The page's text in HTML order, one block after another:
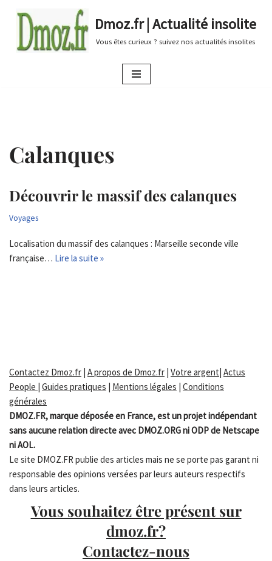
au
Dmoz.fr | Actualité insolite
Vous êtes curieux ? suivez nos actualités insolites
Calanques
Découvrir le massif des calanques
Voyages
Localisation du massif des calanques : Marseille seconde ville
française… Lire la suite »
Contactez Dmoz.fr | A propos de Dmoz.fr | Votre argent| Actus
People | Guides pratiques | Mentions légales | Conditions
générales
DMOZ.FR, marque déposée en France, est un projet indépendant
sans aucune relation directe avec DMOZ.ORG ni ODP de Netscape
ni AOL.
Le site DMOZ.FR publie des articles mais ne se porte pas garant ni
responsable des opinions versées par leurs auteurs respectifs
dans leurs articles.
Vous souhaitez être présent sur
dmoz.fr?
Contactez-nous